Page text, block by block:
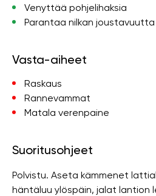
Venyttää pohjelihaksia
Parantaa nilkan joustavuutta
Vasta-aiheet
Raskaus
Rannevammat
Matala verenpaine
Suoritusohjeet
Polvistu. Aseta kämmenet
häntäluu ylöspäin, jalat lantion